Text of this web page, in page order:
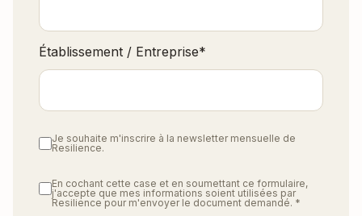
Établissement / Entreprise*
Je souhaite m'inscrire à la newsletter mensuelle de
Resilience.
En cochant cette case et en soumettant ce formulaire,
j'accepte que mes informations soient utilisées par
Resilience pour m'envoyer le document demandé. *